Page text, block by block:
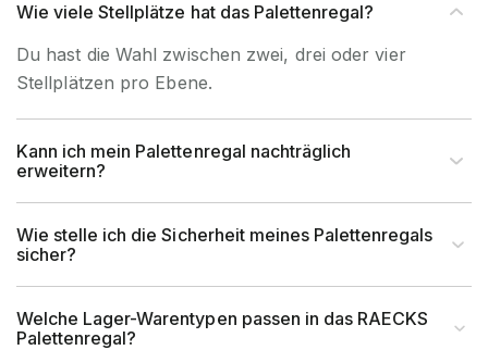
Wie viele Stellplätze hat das Palettenregal?
Du hast die Wahl zwischen zwei, drei oder vier
Stellplätzen pro Ebene.
Kann ich mein Palettenregal nachträglich
erweitern?
Wie stelle ich die Sicherheit meines Palettenregals
sicher?
Welche Lager-Warentypen passen in das RAECKS
Palettenregal?